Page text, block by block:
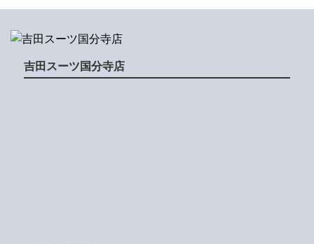
吉田スーツ国分寺店